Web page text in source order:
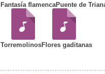
Fantasía flamencaPuente de
TorremolinosFlores gaditanas